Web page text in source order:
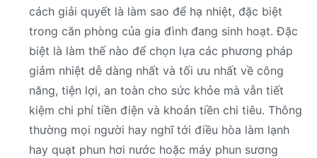
cách giải quyết là làm sao để hạ nhiệt, đặc biệt
trong căn phòng của gia đình đang sinh hoạt. Đặc
biệt là làm thế nào để chọn lựa các phương pháp
giảm nhiệt dễ dàng nhất và tối ưu nhất về công
năng, tiện lợi, an toàn cho sức khỏe mà vẫn tiết
kiệm chi phí tiền điện và khoản tiền chi tiêu. Thông
thường mọi người hay nghĩ tới điều hòa làm lạnh
hay quạt phun hơi nước hoặc máy phun sương